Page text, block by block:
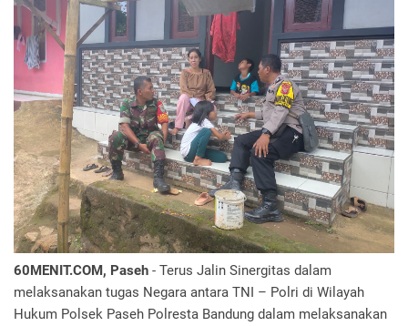
60MENIT.COM, Paseh - Terus Jalin Sinergitas dalam
melaksanakan tugas Negara antara TNI – Polri di Wilayah
Hukum Polsek Paseh Polresta Bandung dalam melaksanakan